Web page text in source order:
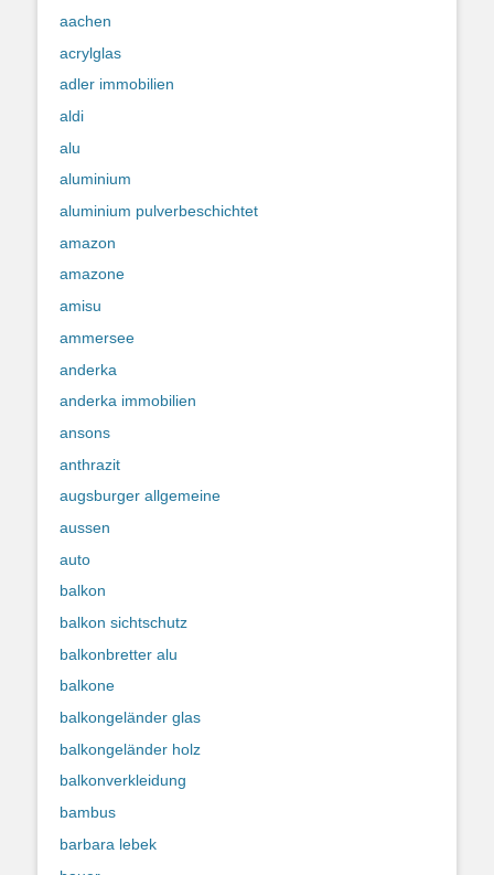
aachen
acrylglas
adler immobilien
aldi
alu
aluminium
aluminium pulverbeschichtet
amazon
amazone
amisu
ammersee
anderka
anderka immobilien
ansons
anthrazit
augsburger allgemeine
aussen
auto
balkon
balkon sichtschutz
balkonbretter alu
balkone
balkongeländer glas
balkongeländer holz
balkonverkleidung
bambus
barbara lebek